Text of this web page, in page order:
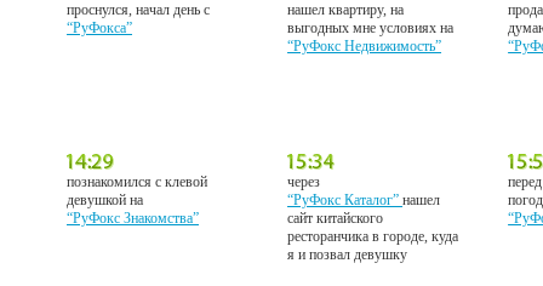
проснулся, начал день с
“РуФокса”
нашел квартиру, на
выгодных мне условиях на
“РуФокс Недвижимость”
познакомился с клевой
девушкой на
“РуФокс Знакомства”
через
“РуФокс Каталог”нашел
сайт китайского
ресторанчика в городе, куда
я и позвал девушку